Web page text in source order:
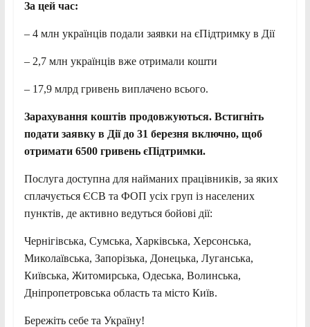
За цей час:
– 4 млн українців подали заявки на єПідтримку в Дії
– 2,7 млн українців вже отримали кошти
– 17,9 млрд гривень виплачено всього.
Зарахування коштів продовжуються. Встигніть
подати заявку в Дії до 31 березня включно, щоб
отримати 6500 гривень єПідтримки.
Послуга доступна для найманих працівників, за яких
сплачується ЄСВ та ФОП усіх груп із населених
пунктів, де активно ведуться бойові дії:
Чернігівська, Сумська, Харківська, Херсонська,
Миколаївська, Запорізька, Донецька, Луганська,
Київська, Житомирська, Одеська, Волинська,
Дніпропетровська область та місто Київ.
Бережіть себе та Україну!